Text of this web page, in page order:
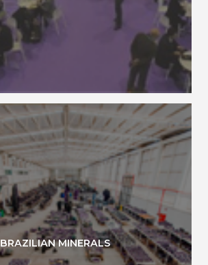
BRAZILIAN MINERALS